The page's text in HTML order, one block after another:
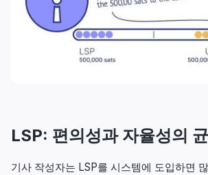
LSP: 편의성과 자율성의
기사 작성자는 LSP를 시스템에 도입하면